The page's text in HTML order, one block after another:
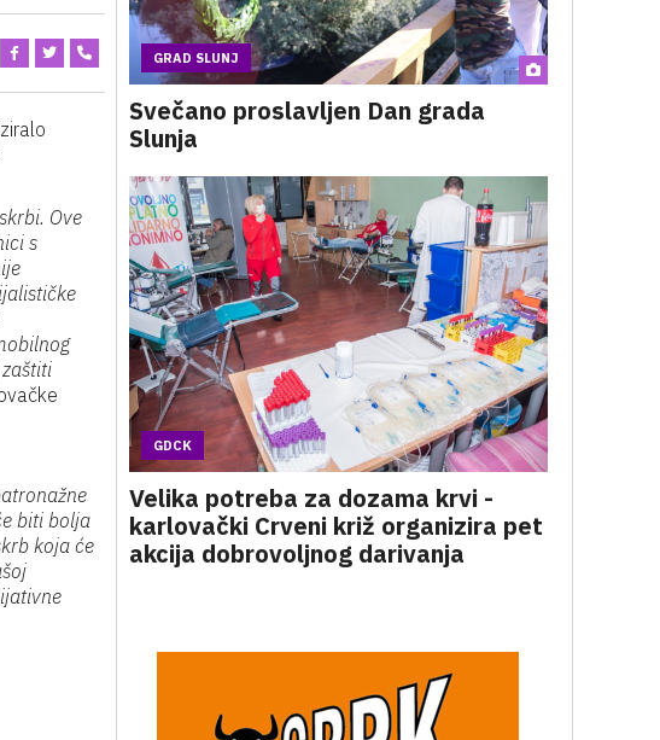
Ove
s
biti bolja
koja će
GRAD SLUNJ
Svečano proslavljen Dan grada
Slunja
GDCK
Velika potreba za dozama krvi -
karlovački Crveni križ organizira pet
akcija dobrovoljnog darivanja